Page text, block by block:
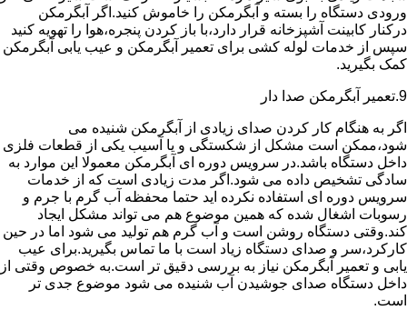
ورودی دستگاه را بسته و آبگرمکن را خاموش کنید.اگر آبگرمکن
درکنار کابینت آشپزخانه قرار دارد،با باز کردن پنجره،هوا را تهویه کنید
سپس از خدمات لوله کشی برای تعمیر آبگرمکن و عیب یابی آبگرمکن
کمک بگیرید.
9.تعمیر آبگرمکن صدا دار
اگر به هنگام کار کردن صدای زیادی از آبگرمکن شنیده می
شود،ممکن است مشکل از شکستگی و یا آسیب یکی از قطعات فلزی
داخل دستگاه باشد.در سرویس دوره ای آبگرمکن معمولا این موارد به
سادگی تشخیص داده می شود.اگر مدت زیادی است که از خدمات
سرویس دوره ای استفاده نکرده اید حتما محفظه آب گرم با جرم و
رسوبات اشغال شده که همین موضوع هم می تواند مشکل ایجاد
کند.وقتی دستگاه روشن است و آب گرم هم تولید می شود اما در حین
کارکرد،سر و صدای دستگاه زیاد است با ما تماس بگیرید.برای عیب
یابی و تعمیر آبگرمکن نیاز به بررسی دقیق تر است.به خصوص وقتی از
داخل دستگاه صدای جوشیدن آب شنیده می شود موضوع جدی تر
است.